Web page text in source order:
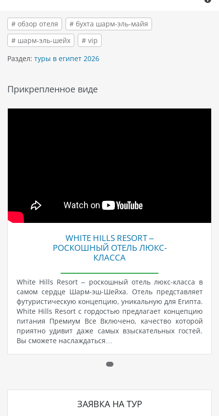
# обзор отеля
# бухта шарм-эль-майя
# шарм-эль-шейх
# vip
Раздел: туры в египет 2026
Прикрепленное виде
WHITE HILLS RESORT –
РОСКОШНЫЙ ОТЕЛЬ ЛЮКС-
КЛАССА
White Hills Resort – роскошный отель люкс-класса в
самом сердце Шарм-эш-Шейха. Отель представляет
футуристическую концепцию, уникальную для Египта.
White Hills Resort с гордостью предлагает концепцию
питания Премиум Все Включено, качество которой
приятно удивит даже самых взыскательных гостей.
Вы сможете наслаждаться…
ЗАЯВКА НА ТУР